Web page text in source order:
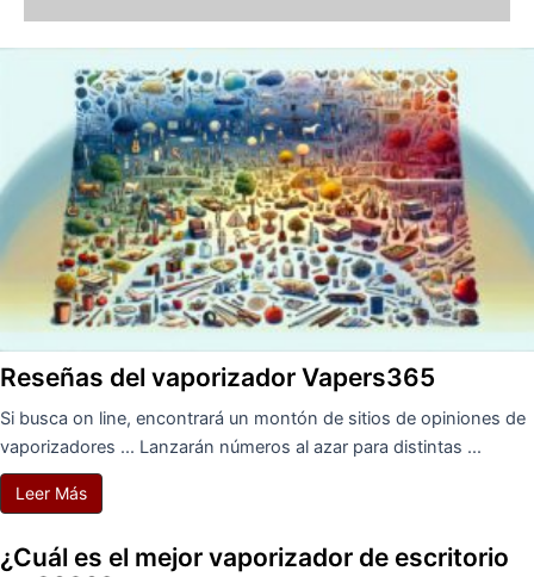
Reseñas del vaporizador Vapers365
Si busca on line, encontrará un montón de sitios de opiniones de
vaporizadores ... Lanzarán números al azar para distintas ...
Leer Más
¿Cuál es el mejor vaporizador de escritorio